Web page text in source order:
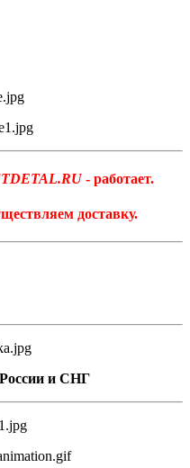
- работает.
доставку.
России и СНГ